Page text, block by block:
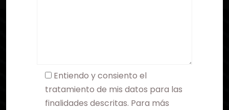
Entiendo y consiento el
tratamiento de mis datos para las
finalidades descritas. Para más